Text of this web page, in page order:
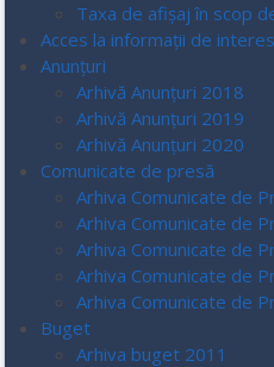
Taxa de afișaj în scop
Acces la informaţii de
Anunțuri
Arhivă Anunțuri 2018
Arhivă Anunțuri 2019
Arhivă Anunțuri 2020
Comunicate de presă
Arhiva Comunicate de
Arhiva Comunicate de
Arhiva Comunicate de
Arhiva Comunicate de
Arhiva Comunicate de
Buget
Arhiva buget 2011